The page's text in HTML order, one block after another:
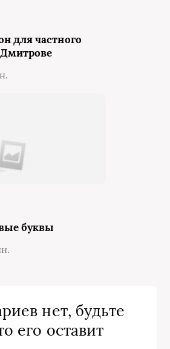
для частного
Дмитрове
буквы
нет, будьте
его оставит